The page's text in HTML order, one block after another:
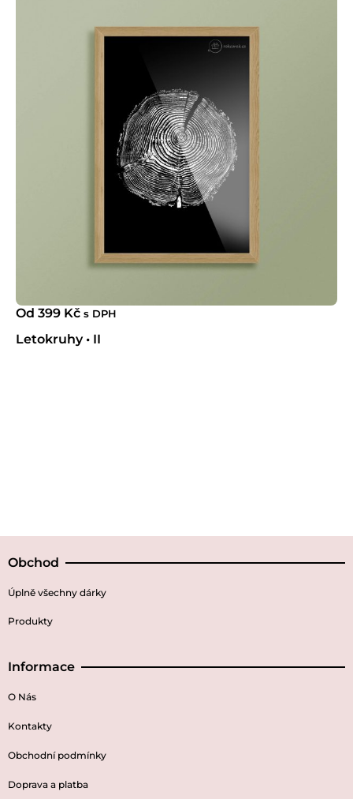
Od 399 Kč s DPH
Letokruhy • II
Obchod
Úplně všechny dárky
Produkty
Informace
O Nás
Kontakty
Obchodní podmínky
Doprava a platba